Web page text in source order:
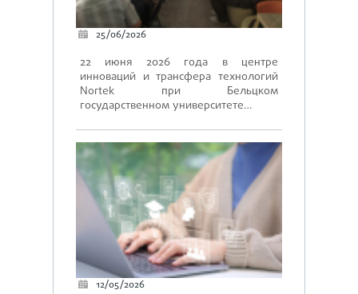
25/06/2026
22 июня 2026 года в центре
инноваций и трансфера технологий
Nortek при Бельцком
государственном университете…
12/05/2026